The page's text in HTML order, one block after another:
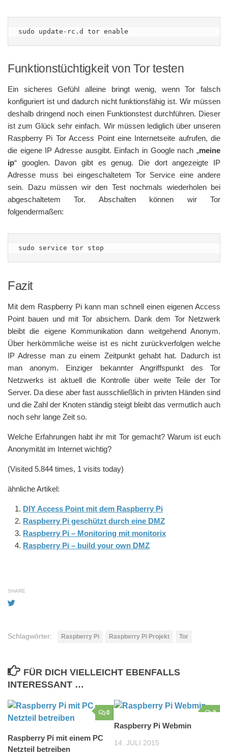
sudo update-rc.d tor enable
Funktionstüchtigkeit von Tor testen
Ein sicheres Gefühl alleine bringt wenig, wenn Tor falsch
konfiguriert ist und dadurch nicht funktionsfähig ist. Wir müssen
deshalb dringend noch einen Funktionstest durchführen. Dieser
ist zum Glück sehr einfach. Wir müssen lediglich über unseren
Raspberry Pi Tor Access Point eine Internetseite aufrufen, die
die eigene IP Adresse ausgibt. Einfach in Google nach „meine
ip“ googlen. Davon gibt es genug. Die dort angezeigte IP
Adresse muss bei eingeschaltetem Tor Service eine andere
sein. Dazu müssen wir den Test nochmals wiederholen bei
abgeschaltetem Tor. Abschalten können wir Tor
folgendermaßen:
sudo service tor stop
Fazit
Mit dem Raspberry Pi kann man schnell einen eigenen Access
Point bauen und mit Tor absichern. Dank dem Tor Netzwerk
bleibt die eigene Kommunikation dann weitgehend Anonym.
Über herkömmliche weise ist es nicht zurückverfolgen welche
IP Adresse man zu einem Zeitpunkt gehabt hat. Dadurch ist
man anonym. Einziger bekannter Angriffspunkt des Tor
Netzwerks ist aktuell die Kontrolle über weite Teile der Tor
Server. Da diese aber fast ausschließlich in privten Händen sind
und die Zahl der Knoten ständig steigt bleibt das vermutlich auch
noch sehr lange Zeit so.
Welche Erfahrungen habt ihr mit Tor gemacht? Warum ist euch
Anonymität im Internet wichtig?
(Visited 5.844 times, 1 visits today)
ähnliche Artikel:
DIY Access Point mit dem Raspberry Pi
Raspberry Pi geschützt durch eine DMZ
Raspberry Pi – Monitoring mit monitorix
Raspberry Pi – build your own DMZ
SHARE
Schlagwörter: Raspberry Pi Raspberry Pi Projekt Tor
FÜR DICH VIELLEICHT EBENFALLS
INTERESSANT …
0
Raspberry Pi mit einem PC
Netzteil betreiben
0
Raspberry Pi Webmin
14. JULI 2015